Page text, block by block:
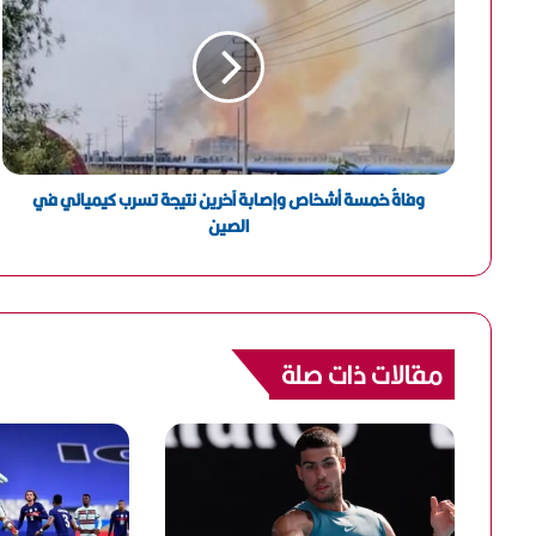
إ
و
وفاةُ خمسة أشخاص وإصابة آخرين نتيجة تسرب كيميائي في
الصين
مقالات ذات صلة